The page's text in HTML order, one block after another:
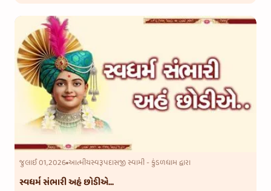
જુલાઈ 01,2026 આત્મીયસ્વરૂપદાસજી સ્વામી - કુંડળધામ દ્વારા
સ્વધર્મ સંભારી અહં છોડીએ...